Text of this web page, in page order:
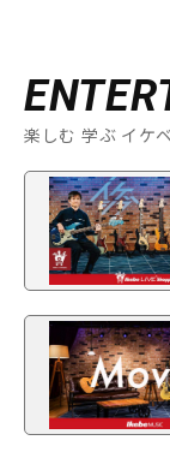
楽しむ 学ぶ イケ